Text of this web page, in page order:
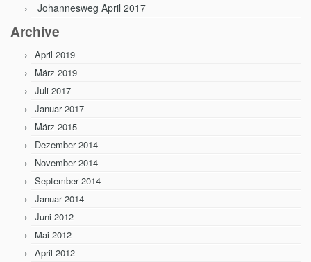
Johannesweg April 2017
Archive
April 2019
März 2019
Juli 2017
Januar 2017
März 2015
Dezember 2014
November 2014
September 2014
Januar 2014
Juni 2012
Mai 2012
April 2012